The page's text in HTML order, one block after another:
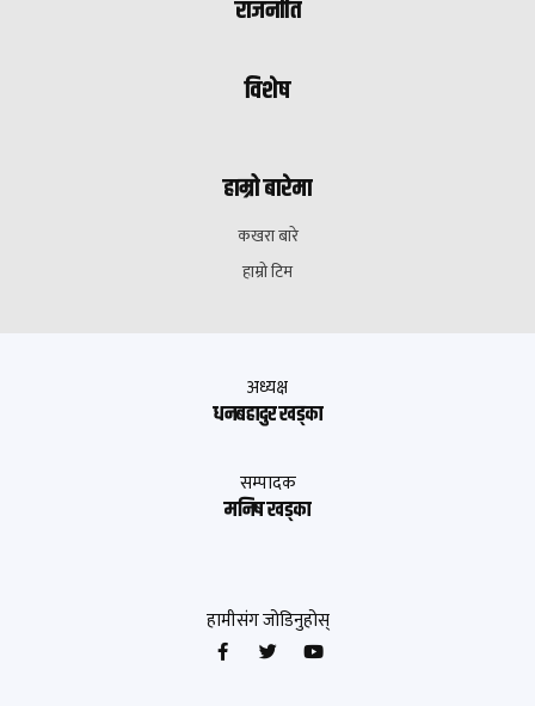
राजनीति
विशेष
हाम्रो बारेमा
कखरा बारे
हाम्रो टिम
अध्यक्ष
धनबहादुर खड्का
सम्पादक
मनिष खड्का
हामीसंग जोडिनुहोस्